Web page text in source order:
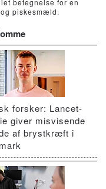
betegnelse for en
piskesmæld.
forsker: Lancet-
giver misvisende
af brystkræft i